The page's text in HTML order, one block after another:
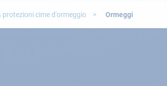
cime d'ormeggio Ormeggi